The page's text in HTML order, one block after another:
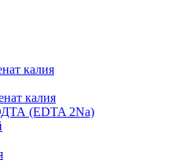
калия
калия
(EDTA 2Na)